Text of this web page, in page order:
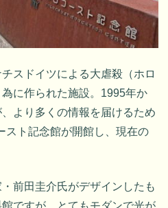
スドイツによる大虐殺（ホロ
に作られた施設。1995年か
より多くの情報を届けるため
スト記念館が開館し、現在の
前田圭介氏がデザインしたも
ですが、とてもモダンで光が